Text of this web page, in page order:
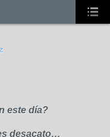
este día?
desacato…